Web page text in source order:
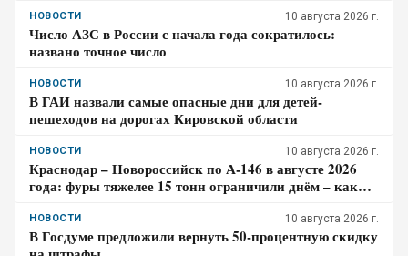
НОВОСТИ 10 августа 2026 г.
Число АЗС в России с начала года сократилось:
названо точное число
НОВОСТИ 10 августа 2026 г.
В ГАИ назвали самые опасные дни для детей-
пешеходов на дорогах Кировской области
НОВОСТИ 10 августа 2026 г.
Краснодар – Новороссийск по А-146 в августе 2026
года: фуры тяжелее 15 тонн ограничили днём – как
НОВОСТИ 10 августа 2026 г.
В Госдуме предложили вернуть 50-процентную скидку